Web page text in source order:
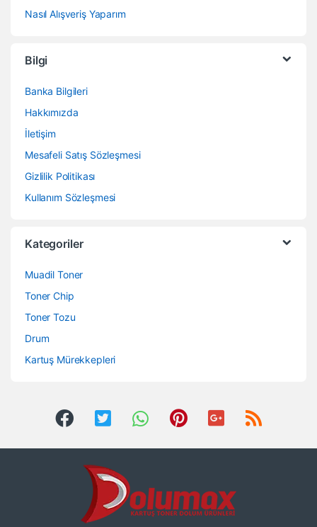
Nasıl Alışveriş Yaparım
Bilgi
Banka Bilgileri
Hakkımızda
İletişim
Mesafeli Satış Sözleşmesi
Gizlilik Politikası
Kullanım Sözleşmesi
Kategoriler
Muadil Toner
Toner Chip
Toner Tozu
Drum
Kartuş Mürekkepleri